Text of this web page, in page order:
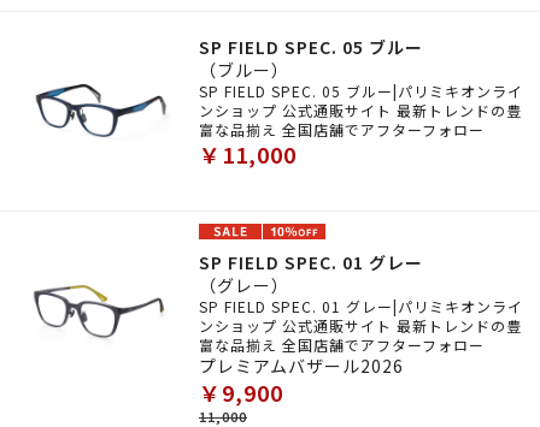
SP FIELD SPEC. 05 ブルー
（ブルー）
SP FIELD SPEC. 05 ブルー|パリミキオンライ
ンショップ 公式通販サイト 最新トレンドの豊
富な品揃え 全国店舗でアフターフォロー
￥11,000
SP FIELD SPEC. 01 グレー
（グレー）
SP FIELD SPEC. 01 グレー|パリミキオンライ
ンショップ 公式通販サイト 最新トレンドの豊
富な品揃え 全国店舗でアフターフォロー
プレミアムバザール2026
￥9,900
11,000